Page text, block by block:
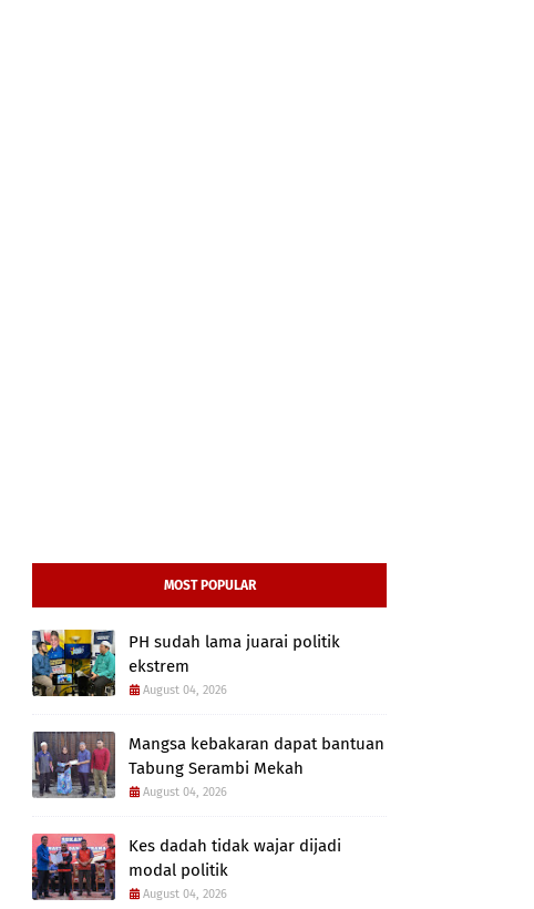
MOST POPULAR
PH sudah lama juarai politik
ekstrem
August 04, 2026
Mangsa kebakaran dapat bantuan
Tabung Serambi Mekah
August 04, 2026
Kes dadah tidak wajar dijadi
modal politik
August 04, 2026